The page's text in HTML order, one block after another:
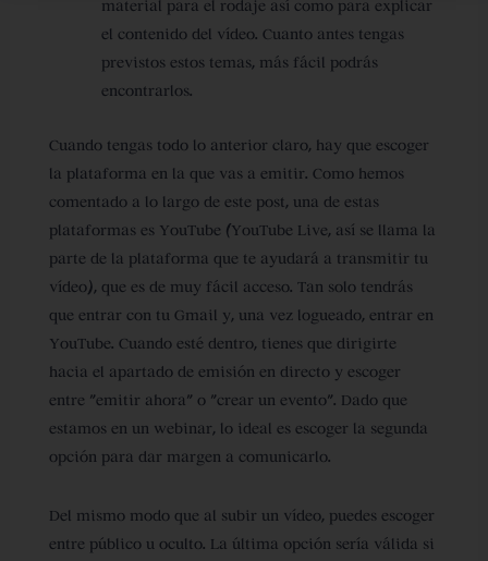
material para el rodaje así como para explicar
el contenido del vídeo. Cuanto antes tengas
previstos estos temas, más fácil podrás
encontrarlos.
Cuando tengas todo lo anterior claro, hay que escoger
la plataforma en la que vas a emitir. Como hemos
comentado a lo largo de este post, una de estas
plataformas es YouTube (YouTube Live, así se llama la
parte de la plataforma que te ayudará a transmitir tu
vídeo), que es de muy fácil acceso. Tan solo tendrás
que entrar con tu Gmail y, una vez logueado, entrar en
YouTube. Cuando esté dentro, tienes que dirigirte
hacia el apartado de emisión en directo y escoger
entre “emitir ahora” o “crear un evento”. Dado que
estamos en un webinar, lo ideal es escoger la segunda
opción para dar margen a comunicarlo.
Del mismo modo que al subir un vídeo, puedes escoger
entre público u oculto. La última opción sería válida si